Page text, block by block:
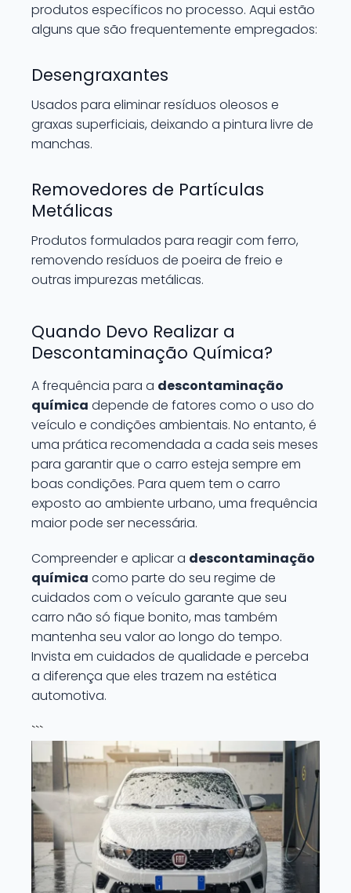
produtos específicos no processo. Aqui estão
alguns que são frequentemente empregados:
Desengraxantes
Usados para eliminar resíduos oleosos e
graxas superficiais, deixando a pintura livre de
manchas.
Removedores de Partículas
Metálicas
Produtos formulados para reagir com ferro,
removendo resíduos de poeira de freio e
outras impurezas metálicas.
Quando Devo Realizar a
Descontaminação Química?
A frequência para a descontaminação
química depende de fatores como o uso do
veículo e condições ambientais. No entanto, é
uma prática recomendada a cada seis meses
para garantir que o carro esteja sempre em
boas condições. Para quem tem o carro
exposto ao ambiente urbano, uma frequência
maior pode ser necessária.
Compreender e aplicar a descontaminação
química como parte do seu regime de
cuidados com o veículo garante que seu
carro não só fique bonito, mas também
mantenha seu valor ao longo do tempo.
Invista em cuidados de qualidade e perceba
a diferença que eles trazem na estética
automotiva.
```